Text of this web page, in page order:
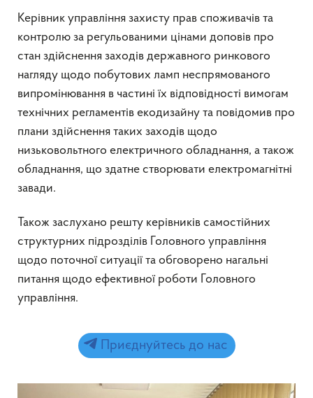
Керівник управління захисту прав споживачів та
контролю за регульованими цінами доповів про
стан здійснення заходів державного ринкового
нагляду щодо побутових ламп неспрямованого
випромінювання в частині їх відповідності вимогам
технічних регламентів екодизайну та повідомив про
плани здійснення таких заходів щодо
низьковольтного електричного обладнання, а також
обладнання, що здатне створювати електромагнітні
завади.
Також заслухано решту керівників самостійних
структурних підрозділів Головного управління
щодо поточної ситуації та обговорено нагальні
питання щодо ефективної роботи Головного
управління.
Приєднуйтесь до нас